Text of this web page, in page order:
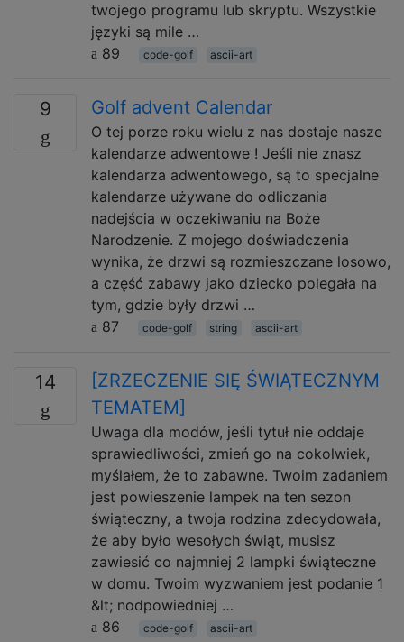
twojego programu lub skryptu. Wszystkie
języki są mile …
89
code-golf ascii-art
9 Golf advent Calendar
O tej porze roku wielu z nas dostaje nasze
kalendarze adwentowe ! Jeśli nie znasz
kalendarza adwentowego, są to specjalne
kalendarze używane do odliczania
nadejścia w oczekiwaniu na Boże
Narodzenie. Z mojego doświadczenia
wynika, że ​​drzwi są rozmieszczane losowo,
a część zabawy jako dziecko polegała na
tym, gdzie były drzwi …
87
code-golf string ascii-art
14
[ZRZECZENIE SIĘ ŚWIĄTECZNYM
TEMATEM]
Uwaga dla modów, jeśli tytuł nie oddaje
sprawiedliwości, zmień go na cokolwiek,
myślałem, że to zabawne. Twoim zadaniem
jest powieszenie lampek na ten sezon
świąteczny, a twoja rodzina zdecydowała,
że ​​aby było wesołych świąt, musisz
zawiesić co najmniej 2 lampki świąteczne
w domu. Twoim wyzwaniem jest podanie 1
&lt; nodpowiedniej …
86
code-golf ascii-art